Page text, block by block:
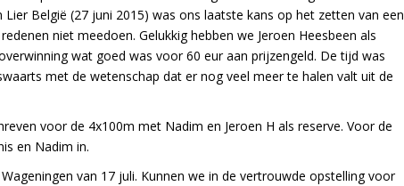
België (27 juni 2015) was ons laatste kans op het zetten van een
niet meedoen. Gelukkig hebben we Jeroen Heesbeen als
wat goed was voor 60 eur aan prijzengeld. De tijd was
met de wetenschap dat er nog veel meer te halen valt uit de
voor de 4x100m met Nadim en Jeroen H als reserve. Voor de
en Nadim in.
van 17 juli. Kunnen we in de vertrouwde opstelling voor